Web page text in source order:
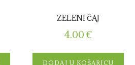
ZELENI ČAJ
4.00 €
DODAJ U KOŠARICU